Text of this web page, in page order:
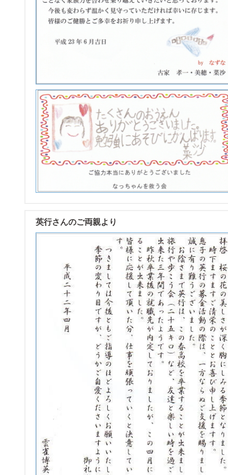
英行さんのご両親より